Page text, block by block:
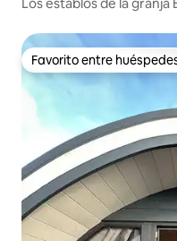
Los establos de la
Favorito entre
Favorito entre